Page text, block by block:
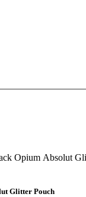
Opium Absolut
Glitter Pouch